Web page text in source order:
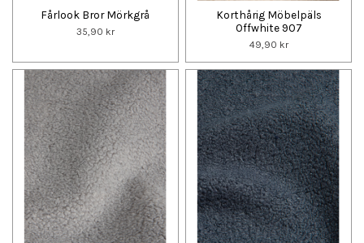
Fårlook Bror Mörkgrå
35,90 kr
Korthårig Möbelpäls
Offwhite 907
49,90 kr